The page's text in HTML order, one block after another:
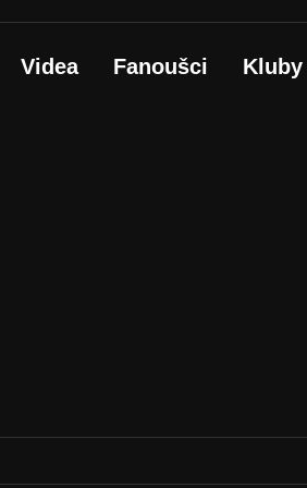
Videa Fanoušci Kluby